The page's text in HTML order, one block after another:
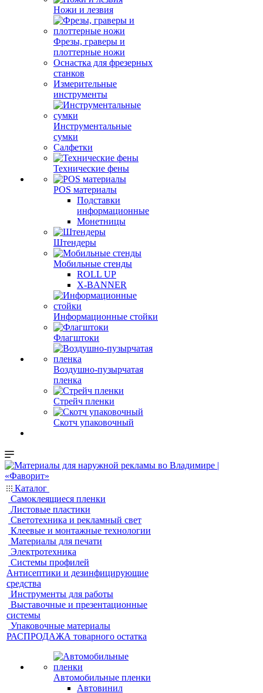
Ножи и лезвия
Фрезы, граверы и
плоттерные ножи
Оснастка для фрезерных
станков
Измерительные
инструменты
Инструментальные
сумки
Салфетки
Технические фены
POS материалы
Подставки
информационные
Монетницы
Штендеры
Мобильные стенды
ROLL UP
X-BANNER
Информационные стойки
Флагштоки
Воздушно-пузырчатая
пленка
Стрейч пленки
Скотч упаковочный
Каталог
Самоклеящиеся пленки
Листовые пластики
Светотехника и рекламный свет
Клеевые и монтажные технологии
Материалы для печати
Электротехника
Системы профилей
Антисептики и дезинфицирующие
средства
Инструменты для работы
Выставочные и презентационные
системы
Упаковочные материалы
РАСПРОДАЖА товарного остатка
Автомобильные пленки
Автовинил